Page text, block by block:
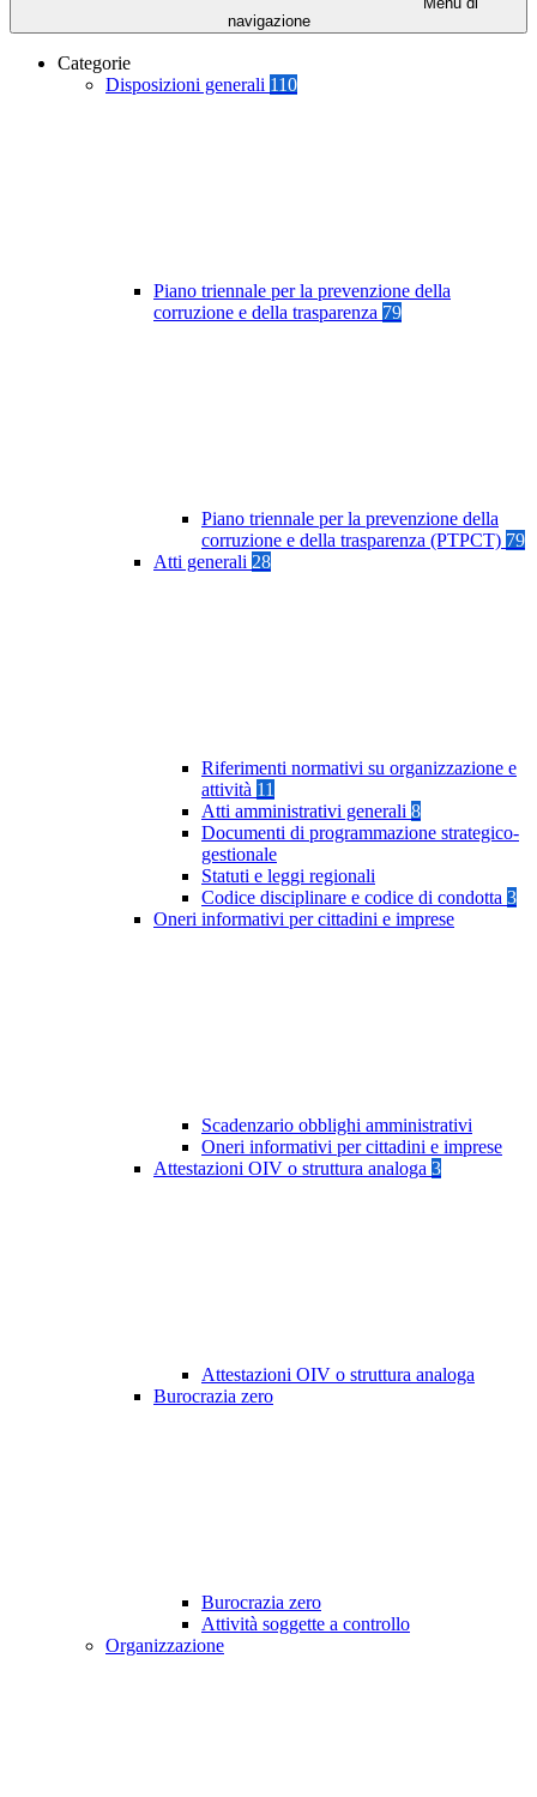
navigazione
Categorie
Disposizioni generali 110
Piano triennale per la prevenzione della
corruzione e della trasparenza 79
Piano triennale per la prevenzione della
corruzione e della trasparenza (PTPCT) 79
Atti generali 28
Riferimenti normativi su organizzazione e
attività 11
Atti amministrativi generali 8
Documenti di programmazione strategico-
gestionale
Statuti e leggi regionali
Codice disciplinare e codice di condotta 3
Oneri informativi per cittadini e imprese
Scadenzario obblighi amministrativi
Oneri informativi per cittadini e imprese
Attestazioni OIV o struttura analoga 3
Attestazioni OIV o struttura analoga
Burocrazia zero
Burocrazia zero
Attività soggette a controllo
Organizzazione